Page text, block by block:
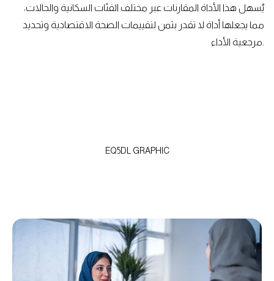
يُسهل هذا الأداة المقارنات عبر مختلف الفئات السكانية والحالات،
مما يجعلها أداة لا تقدر بثمن لتقييمات الصحة الاقتصادية وتحديد
EQ5DL GRAPHIC